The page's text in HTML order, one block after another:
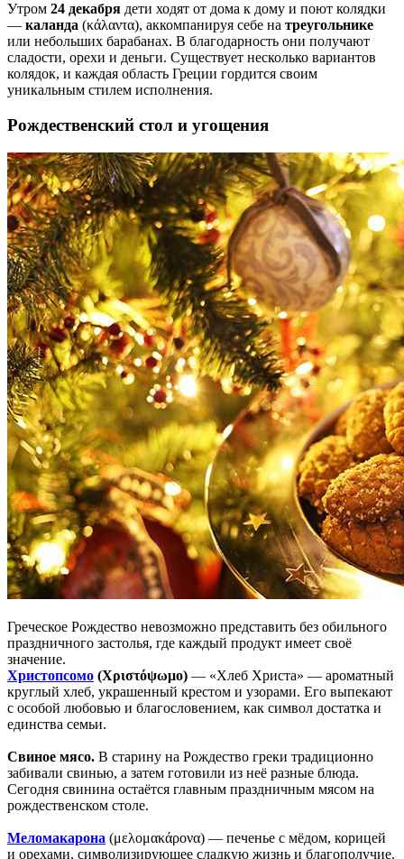
Утром 24 декабря дети ходят от дома к дому и поют колядки
— каланда (κάλαντα), аккомпанируя себе на треугольнике
или небольших барабанах. В благодарность они получают
сладости, орехи и деньги. Существует несколько вариантов
колядок, и каждая область Греции гордится своим
уникальным стилем исполнения.
Рождественский стол и угощения
Греческое Рождество невозможно представить без обильного
праздничного застолья, где каждый продукт имеет своё
значение.
Христопсомо (Χριστόψωμο) — «Хлеб Христа» — ароматный
круглый хлеб, украшенный крестом и узорами. Его выпекают
с особой любовью и благословением, как символ достатка и
единства семьи.
Свиное мясо. В старину на Рождество греки традиционно
забивали свинью, а затем готовили из неё разные блюда.
Сегодня свинина остаётся главным праздничным мясом на
рождественском столе.
Меломакарона (μελομακάρονα) — печенье с мёдом, корицей
и орехами, символизирующее сладкую жизнь и благополучие.